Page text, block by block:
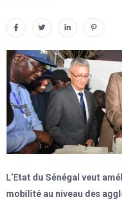
L’Etat du Sénégal veut
mobilité au niveau des